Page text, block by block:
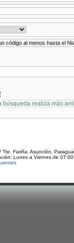
código al menos hasta el
búsqueda realiza más
Tte. Fariña. Asunción,
Lunes a Viernes de